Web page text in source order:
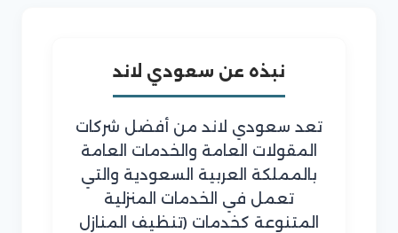
نبذه عن سعودي لاند
تعد سعودي لاند من أفضل شركات
المقولات العامة والخدمات العامة
بالمملكة العربية السعودية والتي
تعمل في الخدمات المنزلية
المتنوعة كخدمات (تنظيف المنازل